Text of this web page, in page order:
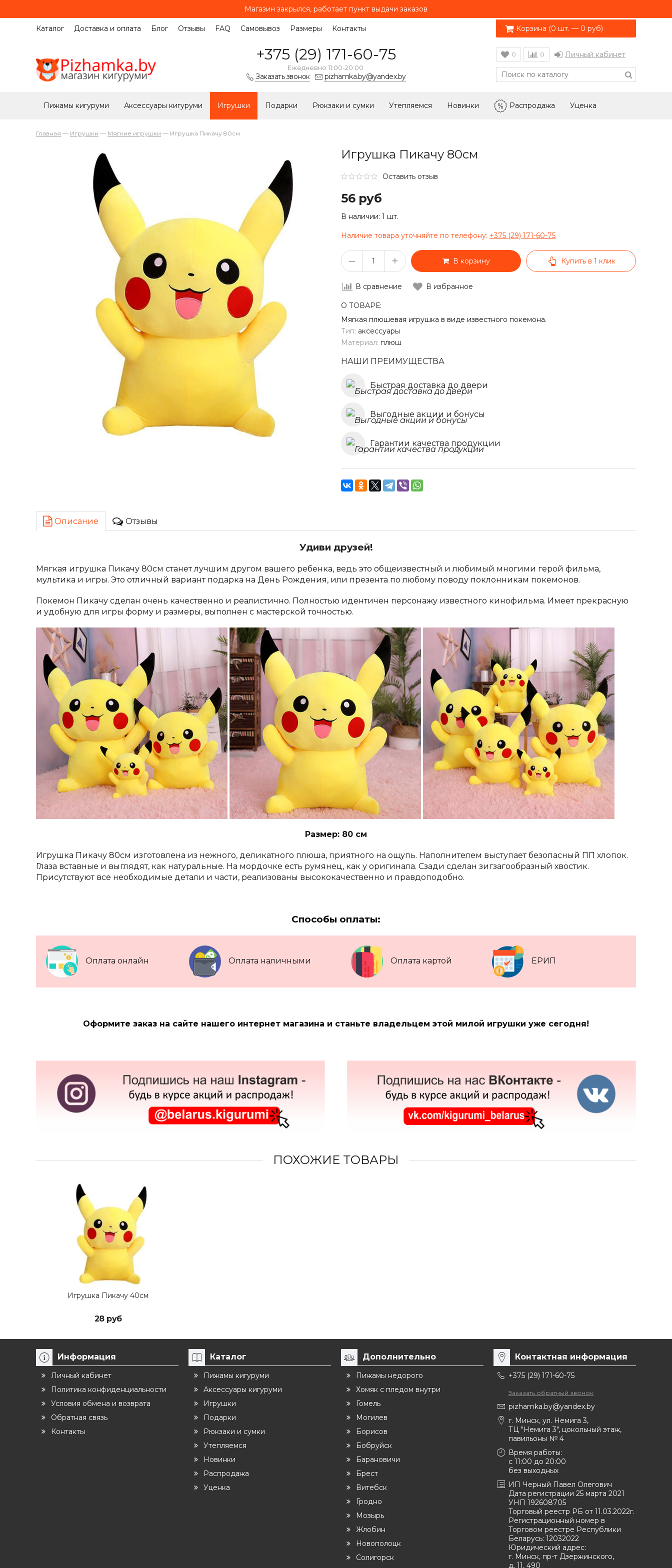
Магазин закрылся, работает пункт выдачи заказов
Каталог Доставка и оплата Блог Отзывы FAQ Самовывоз Размеры Контакты Корзина (0 шт. — 0 руб)
+375 (29) 171-60-75
Ежедневно 11:00-20:00
Заказать звонок pizhamka.by@yandex.by
0 0 Личный кабинет
Пижамы кигуруми Аксессуары кигуруми Игрушки Подарки Рюкзаки и сумки Утепляемся Новинки Распродажа Уценка
Главная — Игрушки — Мягкие игрушки — Игрушка Пикачу 80см
Игрушка Пикачу 80см
Оставить отзыв
56 руб
В наличии: 1 шт.
Наличие товара уточняйте по телефону: +375 (29) 171-60-75
– + В корзину Купить в 1 клик
В сравнение В избранное
О ТОВАРЕ:
Мягкая плюшевая игрушка в виде известного покемона.
Тип: аксессуары
Материал: плюш
НАШИ ПРЕИМУЩЕСТВА
Быстрая доставка до двери
Выгодные акции и бонусы
Гарантии качества продукции
Описание Отзывы
Удиви друзей!
Мягкая игрушка Пикачу 80см станет лучшим другом вашего ребенка, ведь это общеизвестный и любимый многими герой фильма,
мультика и игры. Это отличный вариант подарка на День Рождения, или презента по любому поводу поклонникам покемонов.
Покемон Пикачу сделан очень качественно и реалистично. Полностью идентичен персонажу известного кинофильма. Имеет прекрасную
и удобную для игры форму и размеры, выполнен с мастерской точностью.
Размер: 80 см
Игрушка Пикачу 80см изготовлена из нежного, деликатного плюша, приятного на ощупь. Наполнителем выступает безопасный ПП хлопок.
Глаза вставные и выглядят, как натуральные. На мордочке есть румянец, как у оригинала. Сзади сделан зигзагообразный хвостик.
Присутствуют все необходимые детали и части, реализованы высококачественно и правдоподобно.
Способы оплаты:
Оплата онлайн Оплата наличными Оплата картой ЕРИП
Оформите заказ на сайте нашего интернет магазина и станьте владельцем этой милой игрушки уже сегодня!
ПОХОЖИЕ ТОВАРЫ
Игрушка Пикачу 40см
28 руб
Информация
Личный кабинет
Политика конфиденциальности
Условия обмена и возврата
Обратная связь
Контакты
Каталог
Пижамы кигуруми
Аксессуары кигуруми
Игрушки
Подарки
Рюкзаки и сумки
Утепляемся
Новинки
Распродажа
Уценка
Дополнительно
Пижамы недорого
Хомяк с пледом внутри
Гомель
Могилев
Борисов
Бобруйск
Барановичи
Брест
Витебск
Гродно
Мозырь
Жлобин
Новополоцк
Солигорск
Контактная информация
+375 (29) 171-60-75
Заказать обратный звонок
pizhamka.by@yandex.by
г. Минск, ул. Немига 3,
ТЦ "Немига 3", цокольный этаж,
павильоны № 4
Время работы:
c 11:00 до 20:00
без выходных
ИП Черный Павел Олегович
Дата регистрации 25 марта 2021
УНП 192608705
Торговый реестр РБ от 11.03.2022г.
Регистрационный номер в
Торговом реестре Республики
Беларусь: 12032022
Юридический адрес:
г. Минск, пр-т Дзержинского,
д. 11, 490